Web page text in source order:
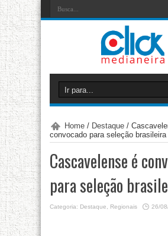
Home / Destaque /
convocado para seleção brasileira
Cascavelense é
para seleção
Categoria: Destaque Regionais 26/